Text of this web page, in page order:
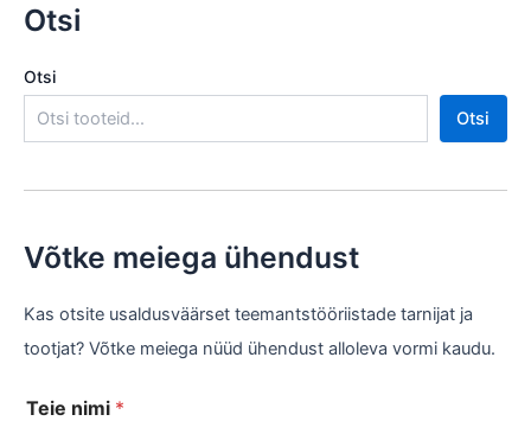
Otsi
Otsi
Otsi
Võtke meiega ühendust
Kas otsite usaldusväärset teemantstööriistade tarnijat ja
tootjat? Võtke meiega nüüd ühendust alloleva vormi kaudu.
Teie nimi *